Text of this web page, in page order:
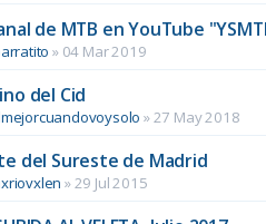
de MTB en YouTube
» 04 Mar 2019
del Cid
»27 May 2018
del Sureste de Madrid
»29 Jul 2015